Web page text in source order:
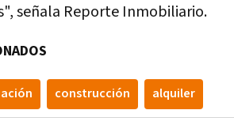
señala Reporte Inmobiliario.
construcción alquiler